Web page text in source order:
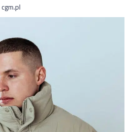
cgm.pl